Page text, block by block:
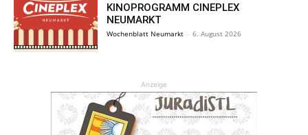
KINOPROGRAMM CINEPLEX
NEUMARKT
Wochenblatt Neumarkt - 6. August 2026
Anzeige